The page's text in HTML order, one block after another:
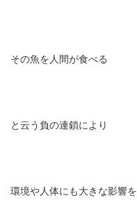
その魚を人間が食べる
と云う負の連鎖により
環境や人体にも大きな影響を